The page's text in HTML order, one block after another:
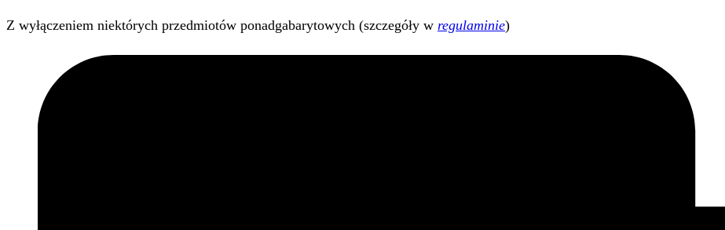
Z wyłączeniem niektórych przedmiotów ponadgabarytowych (szczegóły w regulaminie)